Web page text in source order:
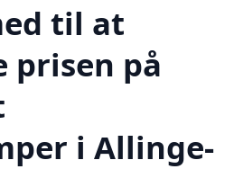
til at
prisen på
i Allinge-